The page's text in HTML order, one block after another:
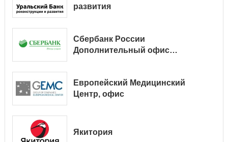
развития
Сбербанк России
Дополнительный офис
Европейский Медицинский
Центр, офис
Якитория